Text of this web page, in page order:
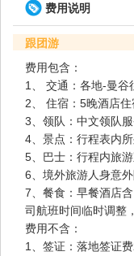
费用说明
跟团游
费用包含：
1、 交通：各地-曼谷
2、 住宿：5晚酒店住
3、领队：中文领队服
4、景点：行程表内
5、巴士：行程内旅
6、境外旅游人身意外
7、餐食：早餐酒店
司航班时间临时调整
费用不含：
1、签证：落地签证